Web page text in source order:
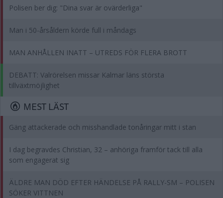
Polisen ber dig: "Dina svar är ovärderliga"
Man i 50-årsåldern körde full i måndags
MAN ANHÅLLEN INATT – UTREDS FÖR FLERA BROTT
DEBATT: Valrörelsen missar Kalmar läns största
tillväxtmöjlighet
MEST LÄST
Gäng attackerade och misshandlade tonåringar mitt i stan
I dag begravdes Christian, 32 – anhöriga framför tack till alla
som engagerat sig
ÄLDRE MAN DÖD EFTER HÄNDELSE PÅ RALLY-SM – POLISEN
SÖKER VITTNEN